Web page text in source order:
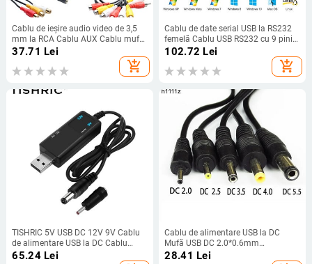
Cablu de ieșire audio video de 3,5
mm la RCA Cablu AUX Cablu mufă
3RCA și Splitter 6RCA Cablu AV TV
37.71 Lei
add_shopping_cart
Cablu de date serial USB la RS232
femelă Cablu USB RS232 cu 9 pini
pentru afișaj electronic Cablu
RS232 de extensie a cântarului
electronic
102.72 Lei
add_shopping_cart
TISHRIC 5V USB DC 12V 9V Cablu
de alimentare USB la DC Cablu
convertor pentru mufă de router
65.24Lei
Cablu de alimentare USB la DC
Mufă USB DC 2.0*0.6mm
2.5*0.7mm 3.5*1.35mm
28.41 Lei